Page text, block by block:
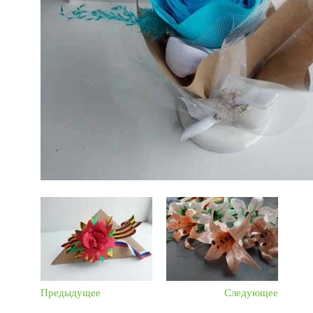
Предыдущее Следующее